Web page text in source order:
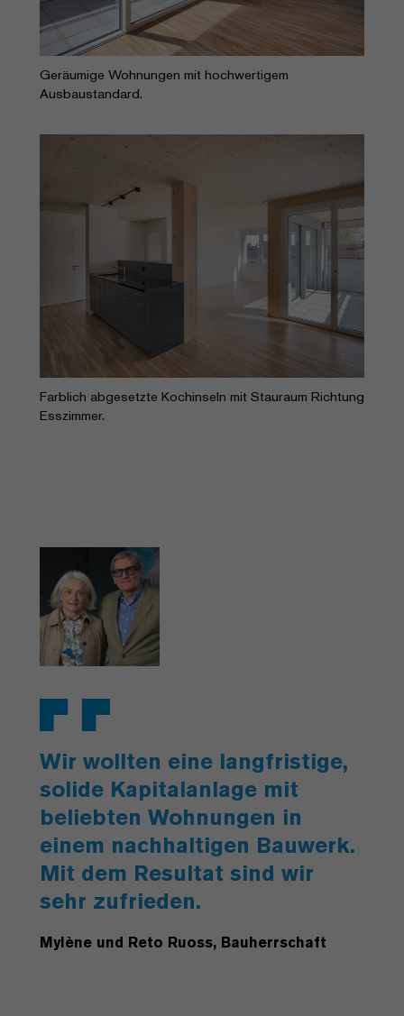
Geräumige Wohnungen mit hochwertigem
Ausbaustandard.
Farblich abgesetzte Kochinseln mit Stauraum Richtung
Esszimmer.
Wir wollten eine langfristige,
solide Kapitalanlage mit
beliebten Wohnungen in
einem nachhaltigen Bauwerk.
Mit dem Resultat sind wir
sehr zufrieden.
Mylène und Reto Ruoss, Bauherrschaft